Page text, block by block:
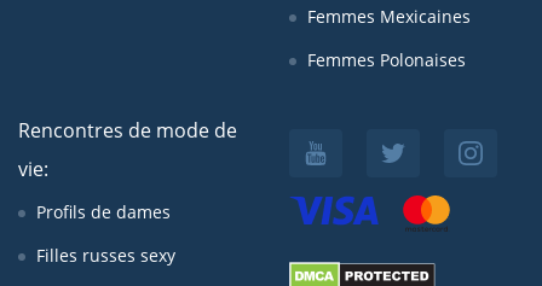
Femmes Mexicaines
Femmes Polonaises
Rencontres de mode de
vie:
Profils de dames
Filles russes sexy